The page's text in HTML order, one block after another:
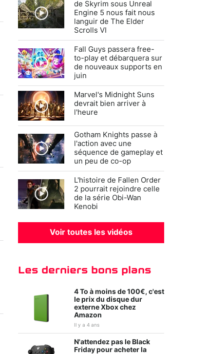
de Skyrim sous Unreal
Engine 5 nous fait nous
languir de The Elder
Scrolls VI
Fall Guys passera free-
to-play et débarquera sur
de nouveaux supports en
juin
Marvel's Midnight Suns
devrait bien arriver à
l'heure
Gotham Knights passe à
l'action avec une
séquence de gameplay et
un peu de co-op
L'histoire de Fallen Order
2 pourrait rejoindre celle
de la série Obi-Wan
Kenobi
Voir toutes les vidéos
Les derniers bons plans
4 To à moins de 100€, c'est
le prix du disque dur
externe Xbox chez
Amazon
Il y a 4 ans
N'attendez pas le Black
Friday pour acheter la